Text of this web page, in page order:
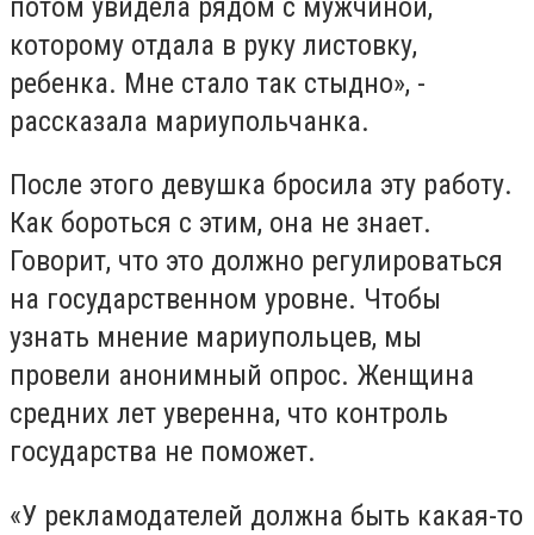
потом увидела рядом с мужчиной,
которому отдала в руку листовку,
ребенка. Мне стало так стыдно», -
рассказала мариупольчанка.
После этого девушка бросила эту работу.
Как бороться с этим, она не знает.
Говорит, что это должно регулироваться
на государственном уровне. Чтобы
узнать мнение мариупольцев, мы
провели анонимный опрос. Женщина
средних лет уверенна, что контроль
государства не поможет.
«У рекламодателей должна быть какая-то